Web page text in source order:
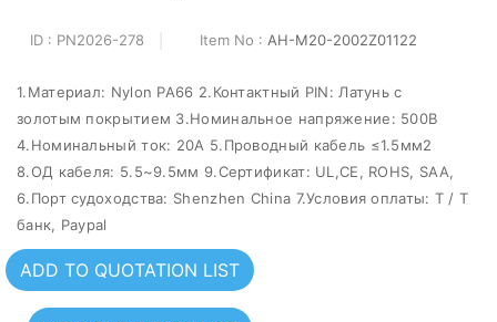
ID : PN2026-278 Item No : AH-M20-2002Z01122
1.Материал: Nylon PA66 2.Контактный PIN: Латунь с
золотым покрытием 3.Номинальное напряжение: 500В
4.Номинальный ток: 20A 5.Проводный кабель ≤1.5мм2
8.ОД кабеля: 5.5~9.5мм 9.Сертификат: UL,CE, ROHS, SAA,
6.Порт судоходства: Shenzhen China 7.Условия оплаты: T / T
банк, Paypal
ADD TO QUOTATION LIST